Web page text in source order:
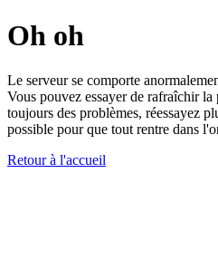
Oh oh
Le serveur se comporte
Vous pouvez essayer de rafraîchir la
toujours des problèmes, réessayez
possible pour que tout rentre dans
Retour à l'accueil